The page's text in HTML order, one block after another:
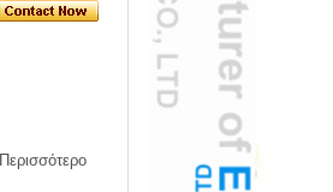
Περισσότερο